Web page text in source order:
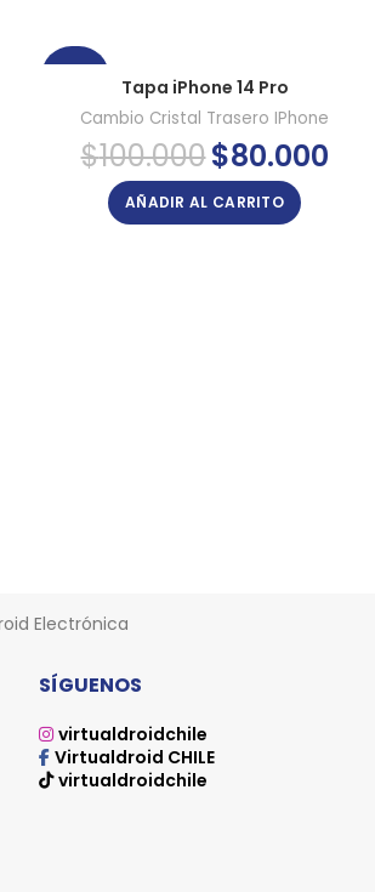
Tapa iPhone 14 Pro
Cambio Cristal Trasero IPhone
$100.000 El
precio
original
era:
$80.000El
precio
AÑADIR AL CARRITO
SÍGUENOS
virtualdroidchile
Virtualdroid CHILE
virtualdroidchile